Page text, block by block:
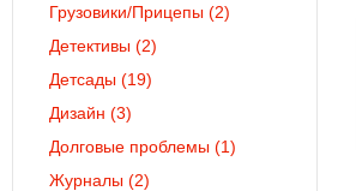
Грузовики/Прицепы (2)
Детективы (2)
Детсады (19)
Дизайн (3)
Долговые проблемы (1)
Журналы (2)